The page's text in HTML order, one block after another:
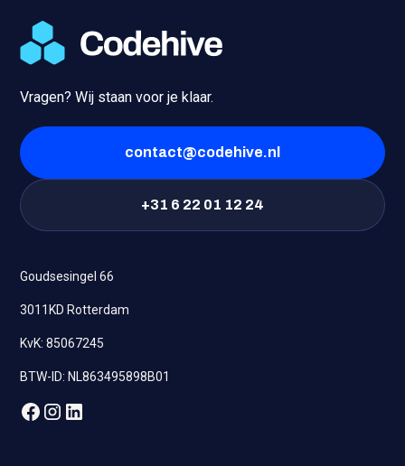
Vragen? Wij staan voor je klaar.
contact@codehive.nl
+31 6 22 01 12 24
Goudsesingel 66
3011KD Rotterdam
KvK: 85067245
BTW-ID: NL863495898B01